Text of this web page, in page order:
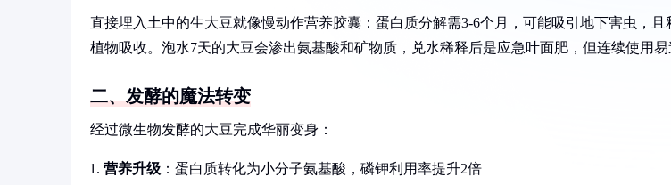
直接埋入土中的生大豆就像慢动作营养胶囊：蛋白质分解需3-6个月，可能吸引地下害虫，且
植物吸收。泡水7天的大豆会渗出氨基酸和矿物质，兑水稀释后是应急叶面肥，但连续使用易
二、发酵的魔法转变
经过微生物发酵的大豆完成华丽变身：
营养升级 ：蛋白质转化为小分子氨基酸，磷钾利用率提升2倍